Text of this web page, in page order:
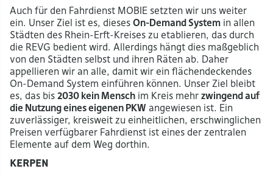
Auch für den Fahrdienst MOBIE setzten wir uns weiter
ein. Unser Ziel ist es, dieses On-Demand System in allen
Städten des Rhein-Erft-Kreises zu etablieren, das durch
die REVG bedient wird. Allerdings hängt dies maßgeblich
von den Städten selbst und ihren Räten ab. Daher
appellieren wir an alle, damit wir ein flächendeckendes
On-Demand System einführen können. Unser Ziel bleibt
es, das bis 2030 kein Mensch im Kreis mehr zwingend auf
die Nutzung eines eigenen PKW angewiesen ist. Ein
zuverlässiger, kreisweit zu einheitlichen, erschwinglichen
Preisen verfügbarer Fahrdienst ist eines der zentralen
Elemente auf dem Weg dorthin.
Kerpen